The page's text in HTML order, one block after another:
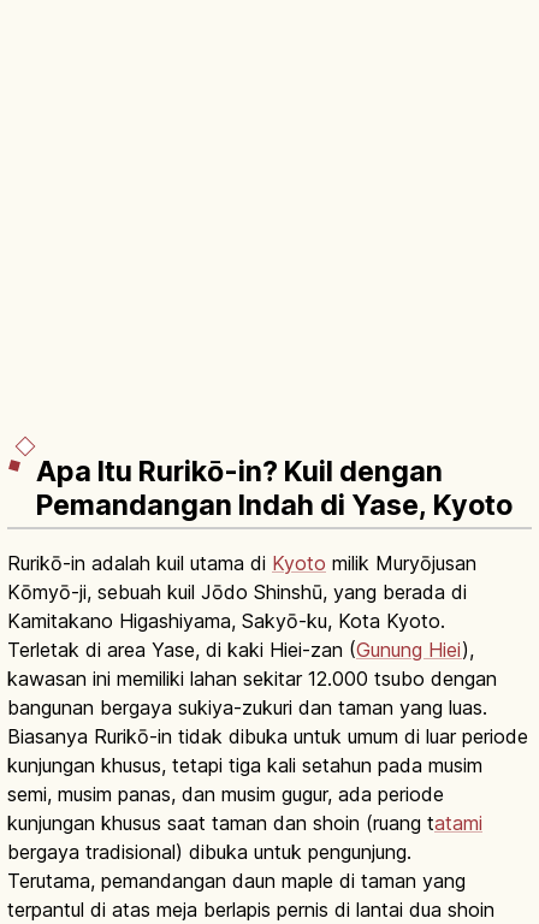
Apa Itu Rurikō-in? Kuil dengan
Pemandangan Indah di Yase, Kyoto
Rurikō-in adalah kuil utama di Kyoto milik Muryōjusan
Kōmyō-ji, sebuah kuil Jōdo Shinshū, yang berada di
Kamitakano Higashiyama, Sakyō-ku, Kota Kyoto.
Terletak di area Yase, di kaki Hiei-zan (Gunung Hiei),
kawasan ini memiliki lahan sekitar 12.000 tsubo dengan
bangunan bergaya sukiya-zukuri dan taman yang luas.
Biasanya Rurikō-in tidak dibuka untuk umum di luar periode
kunjungan khusus, tetapi tiga kali setahun pada musim
semi, musim panas, dan musim gugur, ada periode
kunjungan khusus saat taman dan shoin (ruang tatami
bergaya tradisional) dibuka untuk pengunjung.
Terutama, pemandangan daun maple di taman yang
terpantul di atas meja berlapis pernis di lantai dua shoin